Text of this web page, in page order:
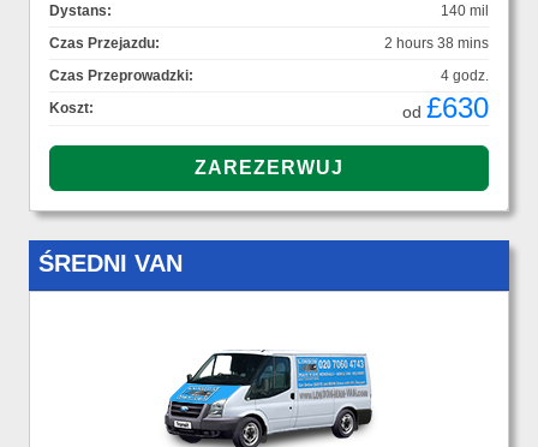
Dystans:
140 mil
Czas Przejazdu:
2 hours 38 mins
Czas Przeprowadzki:
4 godz.
Koszt:
od £630
ŚREDNI VAN